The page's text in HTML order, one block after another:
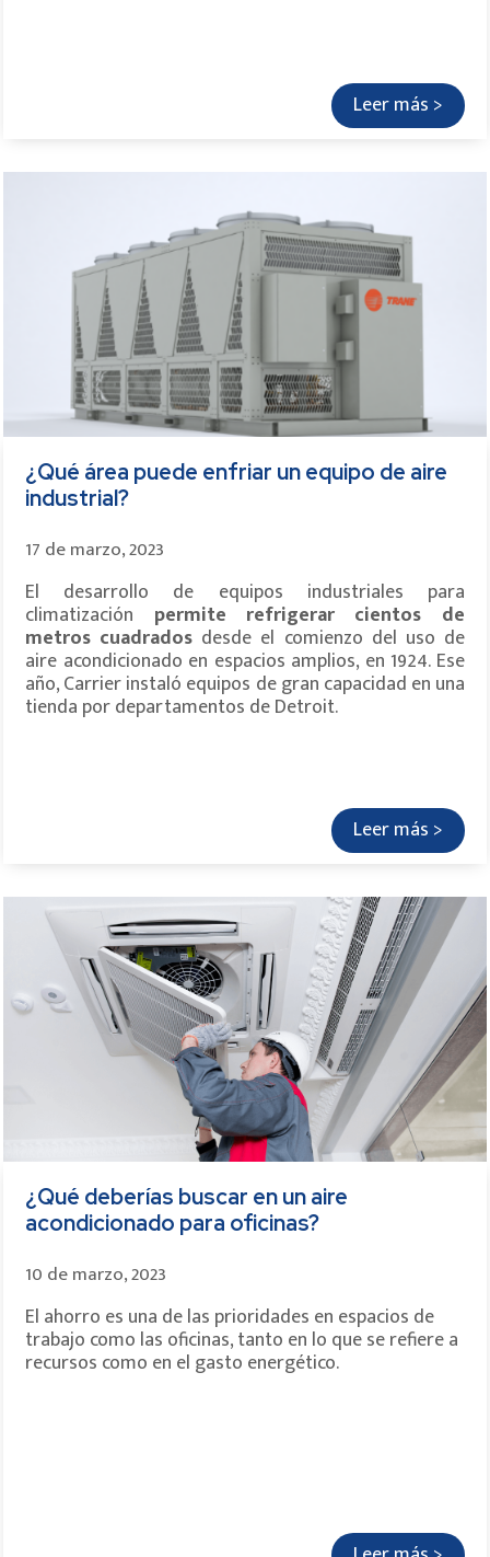
Leer más >
¿Qué área puede enfriar un equipo de aire
industrial?
17 de marzo, 2023
El desarrollo de equipos industriales para
climatización permite refrigerar cientos de
metros cuadrados desde el comienzo del uso de
aire acondicionado en espacios amplios, en 1924. Ese
año, Carrier instaló equipos de gran capacidad en una
tienda por departamentos de Detroit.
Leer más >
¿Qué deberías buscar en un aire
acondicionado para oficinas?
10 de marzo, 2023
El ahorro es una de las prioridades en espacios de
trabajo como las oficinas, tanto en lo que se refiere a
recursos como en el gasto energético.